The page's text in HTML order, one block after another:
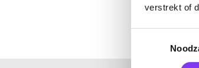
verstrekt of